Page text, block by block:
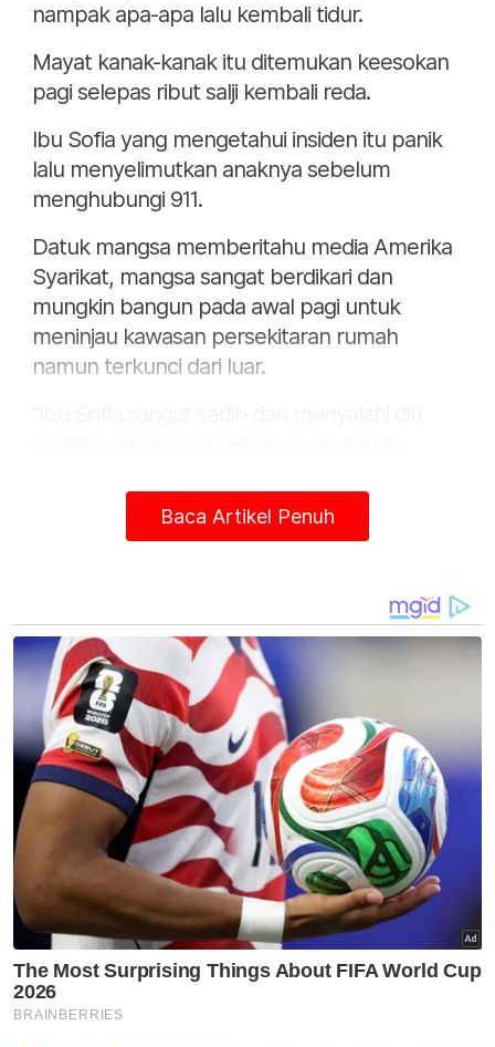
nampak apa-apa lalu kembali tidur.
Mayat kanak-kanak itu ditemukan keesokan
pagi selepas ribut salji kembali reda.
Ibu Sofia yang mengetahui insiden itu panik
lalu menyelimutkan anaknya sebelum
menghubungi 911.
Datuk mangsa memberitahu media Amerika
Syarikat, mangsa sangat berdikari dan
mungkin bangun pada awal pagi untuk
meninjau kawasan persekitaran rumah
namun terkunci dari luar.
Sementara itu, Ketua Polis Newport, James
meninggal dunia.
Artikel Berkaitan:
Gelandangan ditemui mati dalam longkang I 25
OGOS 2023
Gelandangan ditemui mati dalam longkang
Gagal ekstrak data, CVR akan dihantar ke Amerika
Syarikat
Punca kematian mangsa mengalami
hipotermia. - Mirror
Baca Artikel Penuh